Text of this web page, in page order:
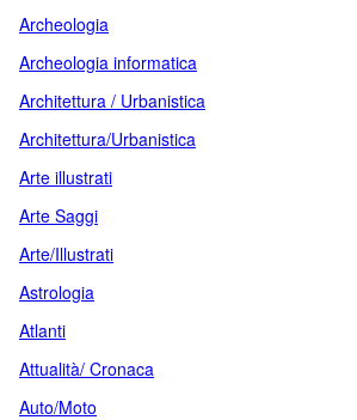
Archeologia
Archeologia informatica
Architettura / Urbanistica
Architettura/Urbanistica
Arte illustrati
Arte Saggi
Arte/Illustrati
Astrologia
Atlanti
Attualità/ Cronaca
Auto/Moto